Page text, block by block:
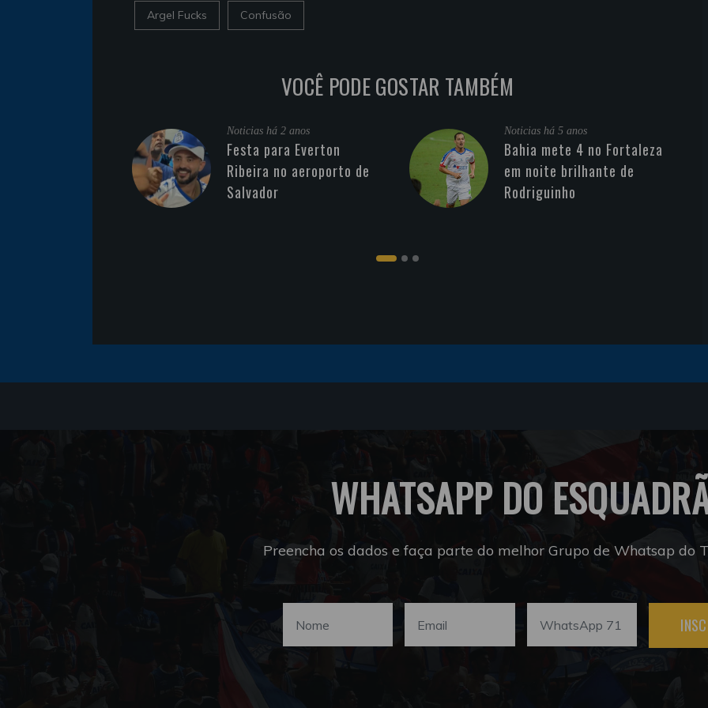
Argel Fucks Confusão
VOCÊ PODE GOSTAR TAMBÉM
Noticias há 2 anos
Festa para Everton
Ribeira no aeroporto de
Salvador
Noticias há 5 anos
Bahia mete 4 no Fortaleza
em noite brilhante de
Rodriguinho
WHATSAPP DO
Preencha os dados e faça parte do melhor Grupo de Whatsap do